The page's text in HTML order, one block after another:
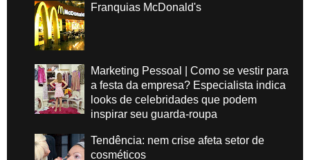
Franquias McDonald's
Marketing Pessoal | Como se vestir para
a festa da empresa? Especialista indica
looks de celebridades que podem
inspirar seu guarda-roupa
Tendência: nem crise afeta setor de
cosméticos